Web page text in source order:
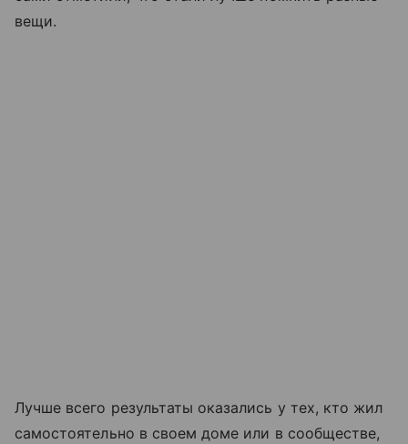
вещи.
Лучше всего результаты оказались у тех, кто жил
самостоятельно в своем доме или в сообществе,